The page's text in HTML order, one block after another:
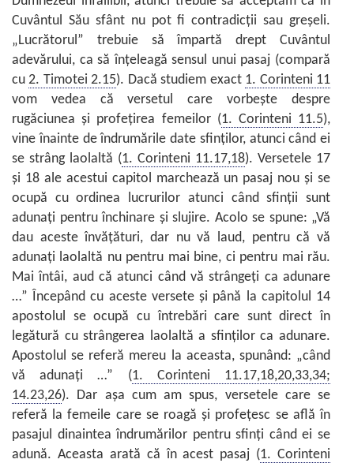
Cuvântul Său sfânt nu pot fi contradicţii sau greşeli.
„Lucrătorul” trebuie să împartă drept Cuvântul
adevărului, ca să înţeleagă sensul unui pasaj (compară
cu2. Timotei 2.15). Dacă studiem exact 1. Corinteni 11
vom vedea că versetul care vorbeşte despre
rugăciunea şi profeţirea femeilor (1. Corinteni 11.5),
vine înainte de îndrumările date sfinţilor, atunci când ei
se strâng laolaltă (1. Corinteni 11.17,18). Versetele 17
şi 18 ale acestui capitol marchează un pasaj nou şi se
ocupă cu ordinea lucrurilor atunci când sfinţii sunt
adunaţi pentru închinare şi slujire. Acolo se spune: „Vă
dau aceste învăţături, dar nu vă laud, pentru că vă
adunaţi laolaltă nu pentru mai bine, ci pentru mai rău.
Mai întâi, aud că atunci când vă strângeţi ca adunare
…” Începând cu aceste versete şi până la capitolul 14
apostolul se ocupă cu întrebări care sunt direct în
legătură cu strângerea laolaltă a sfinţilor ca adunare.
Apostolul se referă mereu la aceasta, spunând: „când
vă adunaţi …” (1. Corinteni 11.17,18,20,33,34;
14.23,26). Dar aşa cum am spus, versetele care se
referă la femeile care se roagă şi profeţesc se află în
pasajul dinaintea îndrumărilor pentru sfinţi când ei se
adună. Aceasta arată că în acest pasaj (1. Corinteni